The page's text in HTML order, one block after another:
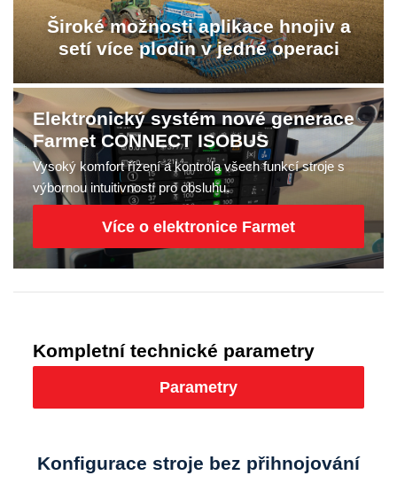
Široké možnosti aplikace hnojiv a
setí více plodin v jedné operaci
Elektronický systém nové generace
Farmet CONNECT ISOBUS
Vysoký komfort řízení a kontrola všech funkcí stroje s
výbornou intuitivností pro obsluhu.
Více o elektronice Farmet
Kompletní technické parametry
Parametry
Konfigurace stroje bez přihnojování